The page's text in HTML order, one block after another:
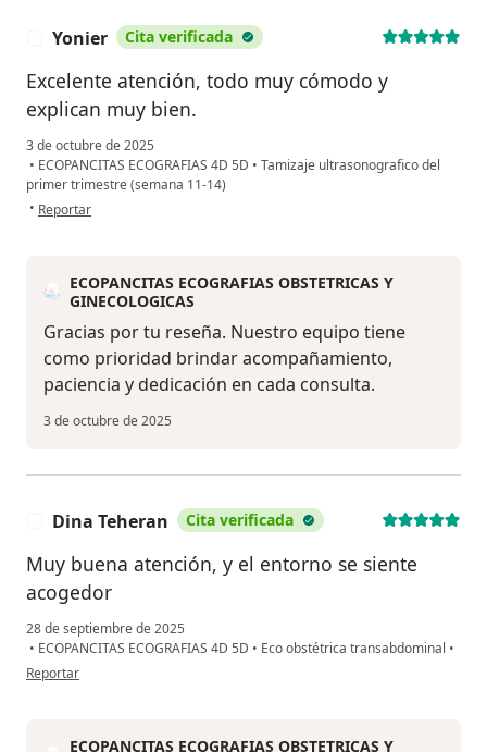
Yonier Cita verificada
Excelente atención, todo muy cómodo y
explican muy bien.
3 de octubre de 2025
• ECOPANCITAS ECOGRAFIAS 4D 5D • Tamizaje ultrasonografico del
primer trimestre (semana 11-14)
• en opinión del usuario Yonier
Reportar
ECOPANCITAS ECOGRAFIAS OBSTETRICAS Y
GINECOLOGICAS
Gracias por tu reseña. Nuestro equipo tiene
como prioridad brindar acompañamiento,
paciencia y dedicación en cada consulta.
3 de octubre de 2025
Dina Teheran Cita verificada
Muy buena atención, y el entorno se siente
acogedor
28 de septiembre de 2025
• ECOPANCITAS ECOGRAFIAS 4D 5D • Eco obstétrica transabdominal •
en opinión del usuario Dina Teheran
Reportar
ECOPANCITAS ECOGRAFIAS OBSTETRICAS Y